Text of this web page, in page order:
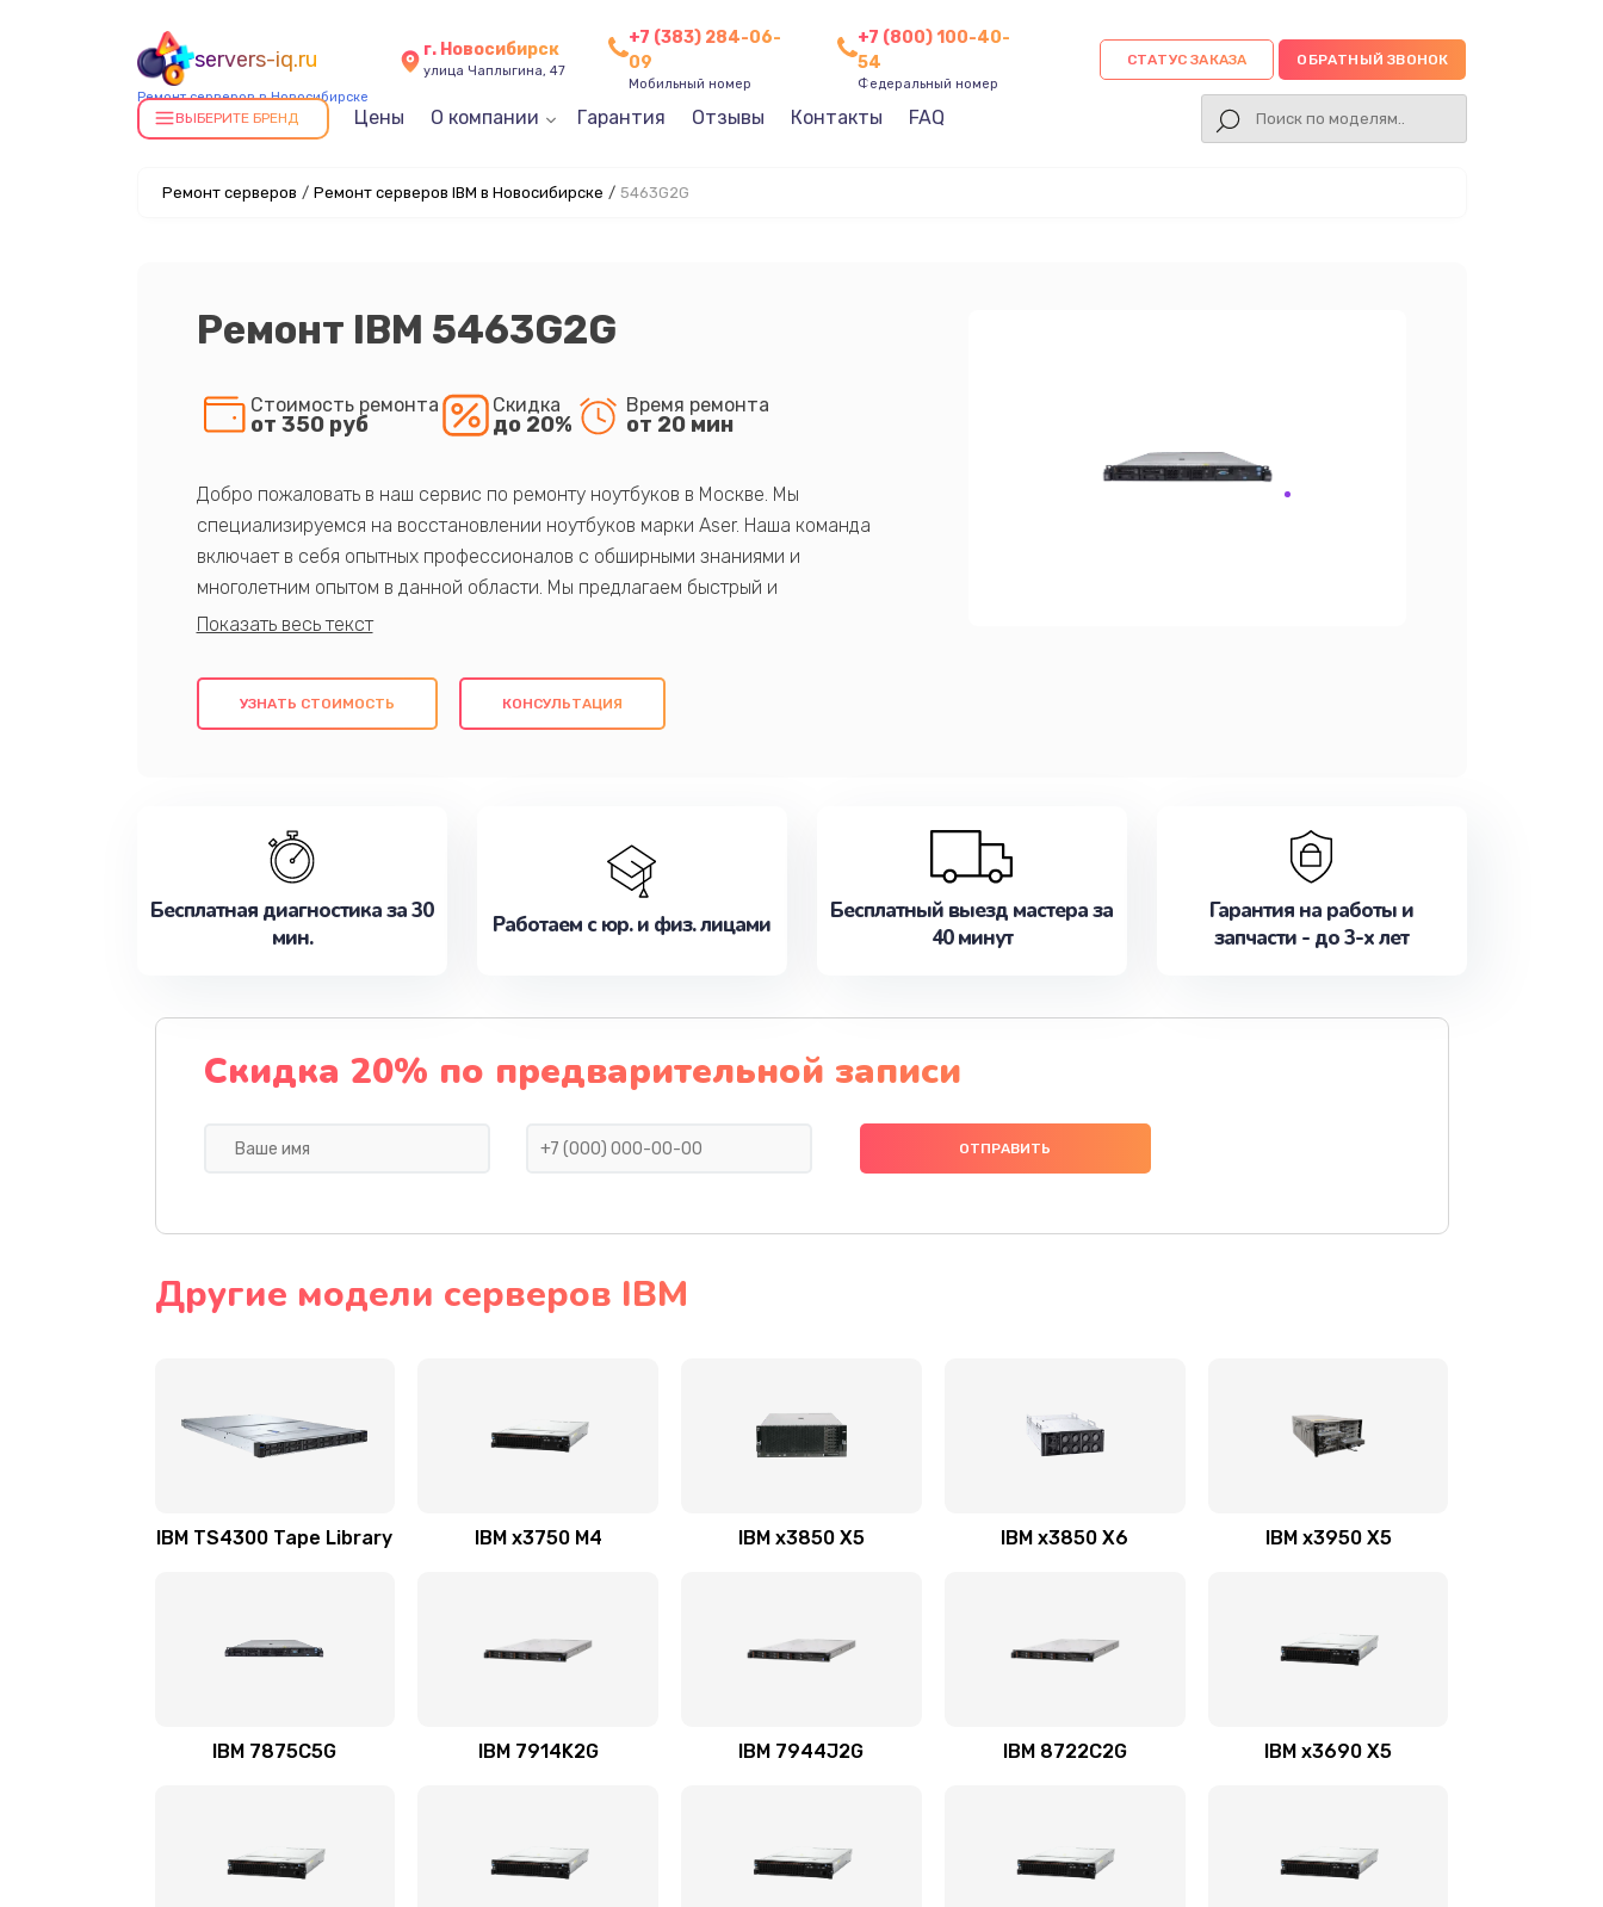
servers-iq.ru
Ремонт серверов в Новосибирске
г. Новосибирск
улица Чаплыгина, 47
+7 (383) 284-06-
09
Мобильный номер
+7 (800) 100-40-
54
Федеральный номер
СТАТУС ЗАКАЗА ОБРАТНЫЙ ЗВОНОК
ВЫБЕРИТЕ БРЕНД Цены О компании Гарантия Отзывы Контакты FAQ
Ремонт серверов / Ремонт серверов IBM в Новосибирске / 5463G2G
Ремонт IBM 5463G2G
Стоимость ремонта
от 350 руб
Скидка
до 20%
Время ремонта
от 20 мин
Добро пожаловать в наш сервис по ремонту ноутбуков в Москве. Мы
специализируемся на восстановлении ноутбуков марки Aser. Наша команда
включает в себя опытных профессионалов с обширными знаниями и
многолетним опытом в данной области. Мы предлагаем быстрый и
качественный ремонт с использованием оригинальных компонентов, а также
клиентам надежное и профессиональное обслуживание, удовлетворяя их
потребности наилучшим образом. Не медлите записаться на ремонт уже
УЗНАТЬ СТОИМОСТЬ КОНСУЛЬТАЦИЯ
Бесплатная диагностика за 30
мин.
Работаем с юр. и физ. лицами
Бесплатный выезд мастера за
40 минут
Гарантия на работы и
запчасти - до 3-х лет
Скидка 20% по предварительной записи
Другие модели серверов IBM
IBM TS4300 Tape Library IBM x3750 M4 IBM x3850 X5 IBM x3850 X6 IBM x3950 X5
IBM 7875C5G IBM 7914K2G IBM 7944J2G IBM 8722C2G IBM x3690 X5